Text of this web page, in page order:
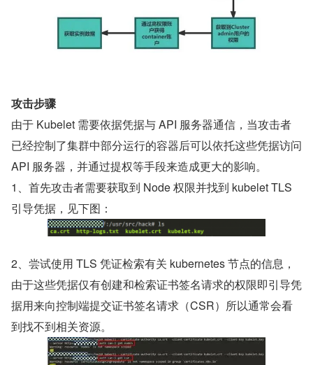
攻击步骤
由于 Kubelet 需要依据凭据与 API 服务器通信，当攻击者
已经控制了集群中部分运行的容器后可以依托这些凭据访问
API 服务器，并通过提权等手段来造成更大的影响。
1、首先攻击者需要获取到 Node 权限并找到 kubelet TLS
引导凭据，见下图：
2、尝试使用 TLS 凭证检索有关 kubernetes 节点的信息，
由于这些凭据仅有创建和检索证书签名请求的权限即引导凭
据用来向控制端提交证书签名请求（CSR）所以通常会看
到找不到相关资源。